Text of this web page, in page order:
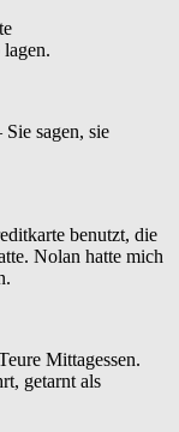
sagen, sie
benutzt, die
Nolan hatte mich
Mittagessen.
getarnt als